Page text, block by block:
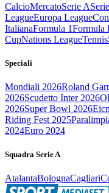
CalcioMercatoSerie A
LeagueEuropa League
ItalianaFormula 1Formula
CupNations LeagueTennis
Speciali
Mondiali 2026Roland
2026Scudetto Inter 2026
2026Super Bowl 2026
Riding Fest 2025
2024Euro 2024
Squadra Serie A
AtalantaBolognaCagliari